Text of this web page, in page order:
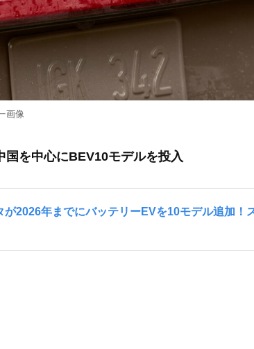
画像
国を中心にBEV10モデルを投入